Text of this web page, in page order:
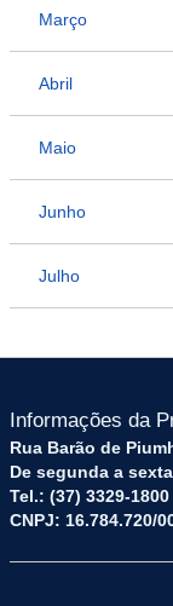
Março
Abril
Maio
Junho
Julho
Informações da
Rua Barão de
De segunda a
Tel.: (37) 3329-1800
CNPJ: 16.784.720/